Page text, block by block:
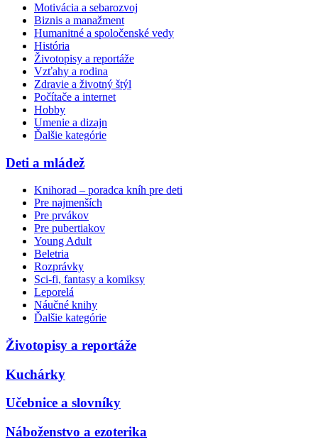
Motivácia a sebarozvoj
Biznis a manažment
Humanitné a spoločenské vedy
História
Životopisy a reportáže
Vzťahy a rodina
Zdravie a životný štýl
Počítače a internet
Hobby
Umenie a dizajn
Ďalšie kategórie
Deti a mládež
Knihorad – poradca kníh pre deti
Pre najmenších
Pre prvákov
Pre pubertiakov
Young Adult
Beletria
Rozprávky
Sci-fi, fantasy a komiksy
Leporelá
Náučné knihy
Ďalšie kategórie
Životopisy a reportáže
Kuchárky
Učebnice a slovníky
Náboženstvo a ezoterika